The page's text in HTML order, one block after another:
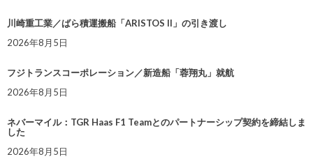
川崎重工業／ばら積運搬船「ARISTOS II」の引き渡し
2026年8月5日
フジトランスコーポレーション／新造船「蓉翔丸」就航
2026年8月5日
ネバーマイル：TGR Haas F1 Teamとのパートナーシップ契約を締結しま
した
2026年8月5日